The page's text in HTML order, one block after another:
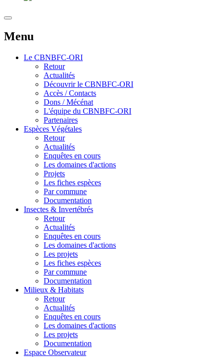
Menu
Le CBNBFC-ORI
Retour
Actualités
Découvrir le CBNBFC-ORI
Accès / Contacts
Dons / Mécénat
L'équipe du CBNBFC-ORI
Partenaires
Espèces Végétales
Retour
Actualités
Enquêtes en cours
Les domaines d'actions
Projets
Les fiches espèces
Par commune
Documentation
Insectes & Invertébrés
Retour
Actualités
Enquêtes en cours
Les domaines d'actions
Les projets
Les fiches espèces
Par commune
Documentation
Milieux & Habitats
Retour
Actualités
Enquêtes en cours
Les domaines d'actions
Les projets
Documentation
Espace Observateur